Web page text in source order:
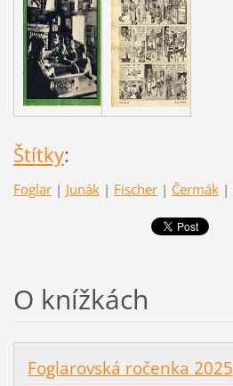
Štítky:
Foglar | Junák | Fischer | Čermák |
O knížkách
Foglarovská ročenka 2025